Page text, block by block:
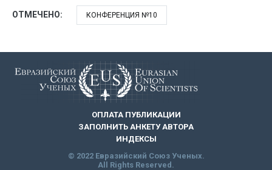
ОТМЕЧЕНО: КОНФЕРЕНЦИЯ №10
ОПЛАТА ПУБЛИКАЦИИ
ЗАПОЛНИТЬ АНКЕТУ АВТОРА
ИНДЕКСЫ
© 2022 Евразийский Союз Ученых.
All Rights Reserved.